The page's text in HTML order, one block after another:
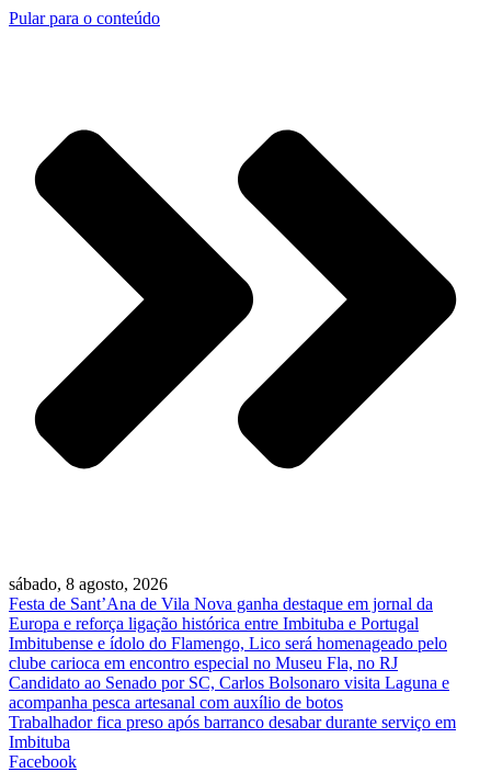
Pular para o conteúdo
sábado, 8 agosto, 2026
Festa de Sant’Ana de Vila Nova ganha destaque em jornal da
Europa e reforça ligação histórica entre Imbituba e Portugal
Imbitubense e ídolo do Flamengo, Lico será homenageado pelo
clube carioca em encontro especial no Museu Fla, no RJ
Candidato ao Senado por SC, Carlos Bolsonaro visita Laguna e
acompanha pesca artesanal com auxílio de botos
Trabalhador fica preso após barranco desabar durante serviço em
Imbituba
Facebook